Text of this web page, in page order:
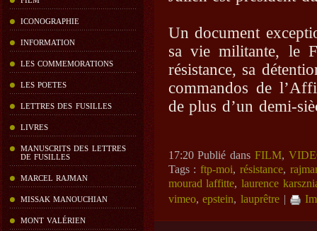
ICONOGRAPHIE
INFORMATION
LES COMMEMORATIONS
LES POETES
LETTRES DES FUSILLES
LIVRES
MANUSCRITS DES LETTRES
DE FUSILLES
MARCEL RAJMAN
MISSAK MANOUCHIAN
MONT VALÉRIEN
Un document
sa vie militante, le
résistance, sa
commandos de
de plus d’un demi-
17:20 Publié dansFILM,
Tags :ftp-moi,résistance,
mourad laffitte,laurence
vimeo,epstein,lauprêtre |